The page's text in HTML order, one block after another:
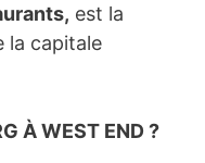
est la
la capitale
À WEST END ?